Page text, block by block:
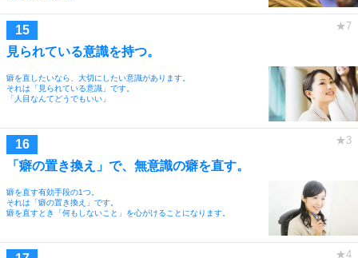
見られている意識を持つ。
癖を直したいなら、大切にしたい意識があります。
それは「見られている意識」です。
「人目なんてどうでもいい」
「癖の置き換え」で、無意識の癖を直す。
癖を直す有効手段の1つ。
それは「癖の置き換え」です。
癖を直すとき「何もしないこと」を心がけることになります。